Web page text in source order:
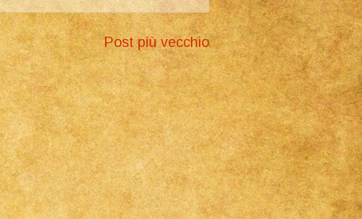
Post più vecchio